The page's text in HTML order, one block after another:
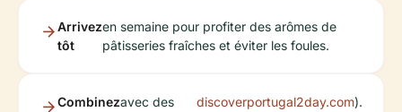
Arrivez
tôt
en semaine pour profiter des arômes de
pâtisseries fraîches et éviter les foules.
Combinezavec des
discoverportugal2day.com).